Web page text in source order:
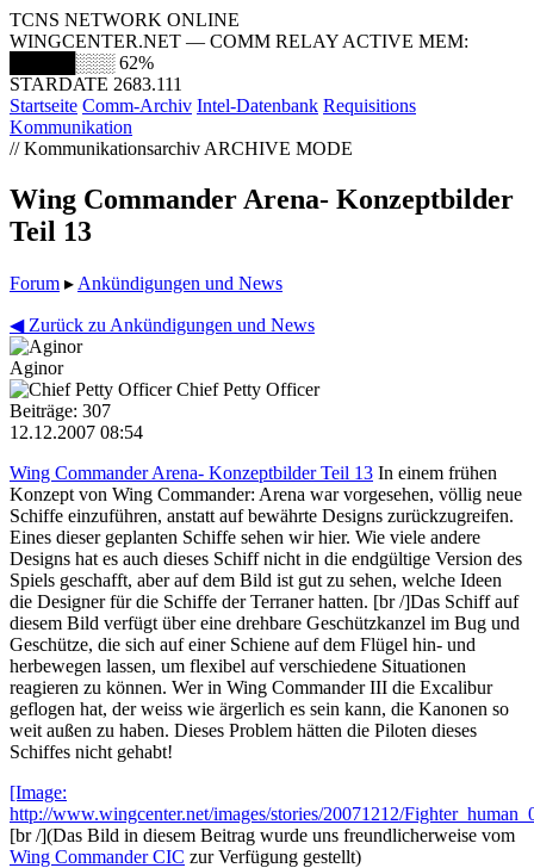
TCNS NETWORK ONLINE
WINGCENTER.NET — COMM RELAY ACTIVE MEM:
█████░░░ 62%
STARDATE 2683.111
Startseite Comm-Archiv Intel-Datenbank Requisitions
Kommunikation
// Kommunikationsarchiv ARCHIVE MODE
Wing Commander Arena- Konzeptbilder
Teil 13
Forum ▸ Ankündigungen und News
◀ Zurück zu Ankündigungen und News
Aginor
Chief Petty Officer
Beiträge: 307
12.12.2007 08:54
Wing Commander Arena- Konzeptbilder Teil 13 In einem frühen
Konzept von Wing Commander: Arena war vorgesehen, völlig neue
Schiffe einzuführen, anstatt auf bewährte Designs zurückzugreifen.
Eines dieser geplanten Schiffe sehen wir hier. Wie viele andere
Designs hat es auch dieses Schiff nicht in die endgültige Version des
Spiels geschafft, aber auf dem Bild ist gut zu sehen, welche Ideen
die Designer für die Schiffe der Terraner hatten. [br /]Das Schiff auf
diesem Bild verfügt über eine drehbare Geschützkanzel im Bug und
Geschütze, die sich auf einer Schiene auf dem Flügel hin- und
herbewegen lassen, um flexibel auf verschiedene Situationen
reagieren zu können. Wer in Wing Commander III die Excalibur
geflogen hat, der weiss wie ärgerlich es sein kann, die Kanonen so
weit außen zu haben. Dieses Problem hätten die Piloten dieses
Schiffes nicht gehabt!
[Image:
http://www.wingcenter.net/images/stories/20071212/
[br /](Das Bild in diesem Beitrag wurde uns freundlicherweise vom
Wing Commander CIC zur Verfügung gestellt)